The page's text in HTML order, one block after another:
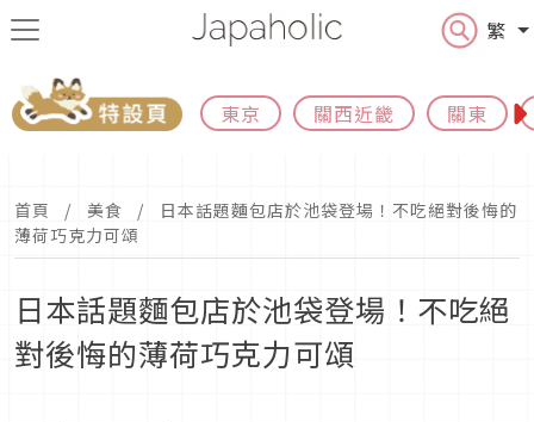
繁
東京 關西近畿 關東
首頁 美食
日本話題麵包店於池袋登場！不吃絕對後悔的
薄荷巧克力可頌
日本話題麵包店於池袋登場！不吃絕
對後悔的薄荷巧克力可頌